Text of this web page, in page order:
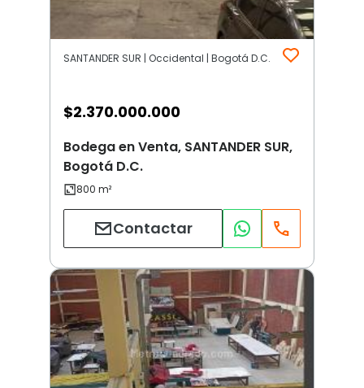
SANTANDER SUR | Occidental | Bogotá D.C.
$2.370.000.000
Bodega en Venta, SANTANDER SUR,
Bogotá D.C.
Contactar